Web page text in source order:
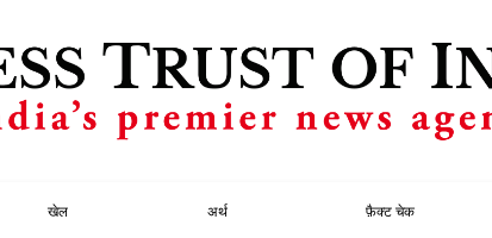
खेल अर्थ फ़ैक्ट चेक